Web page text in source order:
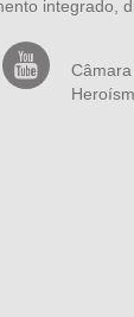
integrado,